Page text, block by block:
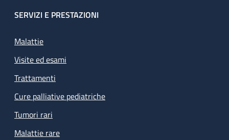
SERVIZI E PRESTAZIONI
Malattie
Visite ed esami
Trattamenti
Cure palliative pediatriche
Tumori rari
Malattie rare